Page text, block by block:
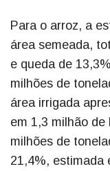
Para o arroz, a
área semeada,
e queda de
milhões de
área irrigada
em 1,3 milhão
milhões de
21,4%, estimada